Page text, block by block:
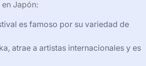
Japón:
es famoso por su variedad de
atrae a artistas internacionales y es